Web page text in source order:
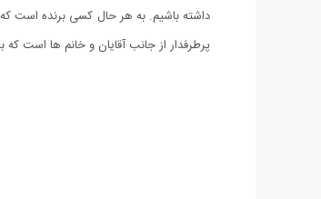
داشته باشیم. به هر حال کسی برنده است که
پرطرفدار از جانب آقایان و خانم ها است